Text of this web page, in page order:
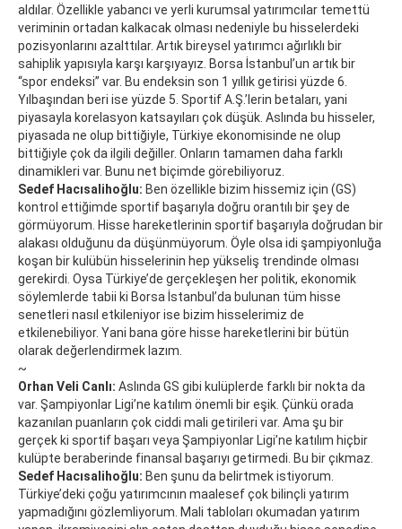
aldılar. Özellikle yabancı ve yerli kurumsal yatırımcılar temettü
veriminin ortadan kalkacak olması nedeniyle bu hisselerdeki
pozisyonlarını azalttılar. Artık bireysel yatırımcı ağırlıklı bir
sahiplik yapısıyla karşı karşıyayız. Borsa İstanbul’un artık bir
“spor endeksi” var. Bu endeksin son 1 yıllık getirisi yüzde 6.
Yılbaşından beri ise yüzde 5. Sportif A.Ş.’lerin betaları, yani
piyasayla korelasyon katsayıları çok düşük. Aslında bu hisseler,
piyasada ne olup bittiğiyle, Türkiye ekonomisinde ne olup
bittiğiyle çok da ilgili değiller. Onların tamamen daha farklı
dinamikleri var. Bunu net biçimde görebiliyoruz.
Sedef Hacısalihoğlu: Ben özellikle bizim hissemiz için (GS)
kontrol ettiğimde sportif başarıyla doğru orantılı bir şey de
görmüyorum. Hisse hareketlerinin sportif başarıyla doğrudan bir
alakası olduğunu da düşünmüyorum. Öyle olsa idi şampiyonluğa
koşan bir kulübün hisselerinin hep yükseliş trendinde olması
gerekirdi. Oysa Türkiye’de gerçekleşen her politik, ekonomik
söylemlerde tabii ki Borsa İstanbul’da bulunan tüm hisse
senetleri nasıl etkileniyor ise bizim hisselerimiz de
etkilenebiliyor. Yani bana göre hisse hareketlerini bir bütün
olarak değerlendirmek lazım.
~
Orhan Veli Canlı: Aslında GS gibi kulüplerde farklı bir nokta da
var. Şampiyonlar Ligi’ne katılım önemli bir eşik. Çünkü orada
kazanılan puanların çok ciddi mali getirileri var. Ama şu bir
gerçek ki sportif başarı veya Şampiyonlar Ligi’ne katılım hiçbir
kulüpte beraberinde finansal başarıyı getirmedi. Bu bir çıkmaz.
Sedef Hacısalihoğlu: Ben şunu da belirtmek istiyorum.
Türkiye’deki çoğu yatırımcının maalesef çok bilinçli yatırım
yapmadığını gözlemliyorum. Mali tabloları okumadan yatırım